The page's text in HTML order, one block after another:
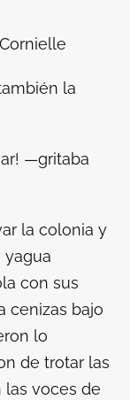
la
—gritaba
la colonia y
yagua
con sus
cenizas bajo
lo
de trotar las
las voces de